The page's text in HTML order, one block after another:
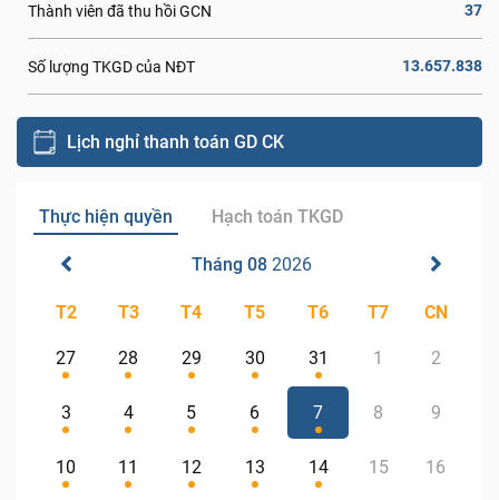
Thành viên đã thu hồi GCN 37
Số lượng TKGD của NĐT 13.657.838
Lịch nghỉ thanh toán GD CK
Thực hiện quyền Hạch toán TKGD
Tháng 08 2026
T2 T3 T4 T5 T6 T7 CN
27 28 29 30 31 1 2
3 4 5 6 7 8 9
10 11 12 13 14 15 16